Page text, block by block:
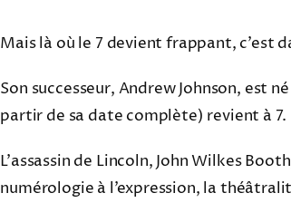
Mais là où le 7 devient frappant, c’est
Son successeur, Andrew Johnson, est
partir de sa date complète) revient à 7.
L’assassin de Lincoln, John Wilkes
numérologie à l’expression, la